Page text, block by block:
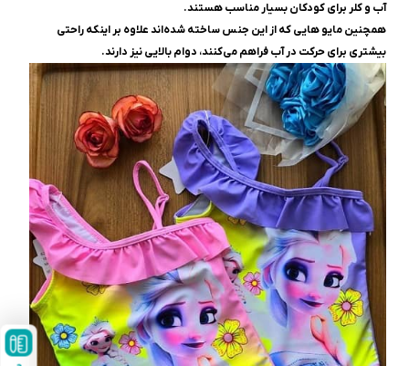
آب و کلر برای کودکان بسیار مناسب هستند.
همچنین مایو هایی که از این جنس‌ ساخته شده‌اند علاوه بر اینکه راحتی
بیشتری برای حرکت در آب فراهم می‌کنند، دوام بالایی نیز دارند.